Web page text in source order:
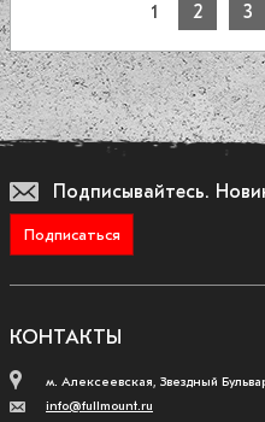
1 2 3
Подписывайтесь.
Подписаться
КОНТАКТЫ
м. Алексеевская, Звездный
info@fullmount.ru